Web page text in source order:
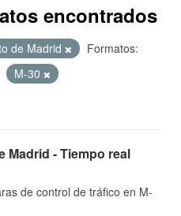
encontrados
de Madrid
Formatos:
M-30
Madrid - Tiempo real
de control de tráfico en M-